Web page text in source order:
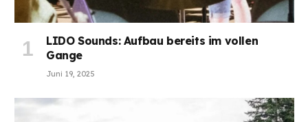
LIDO Sounds: Aufbau bereits im vollen
Gange
Juni 19, 2025